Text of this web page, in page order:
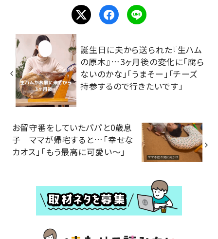
誕生日に夫から送られた『生ハム
の原木』…3ヶ月後の変化に「腐ら
ないのかな」「うまそー」「チーズ
持参するので行きたいです」
お留守番をしていたパパと0歳息
子 ママが帰宅すると…「幸せな
カオス」「もう最高に可愛い〜」